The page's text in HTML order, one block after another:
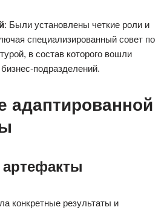
: Были установлены четкие роли и
специализированный совет по
в состав которого вошли
подразделений.
адаптированной
артефакты
конкретные результаты и